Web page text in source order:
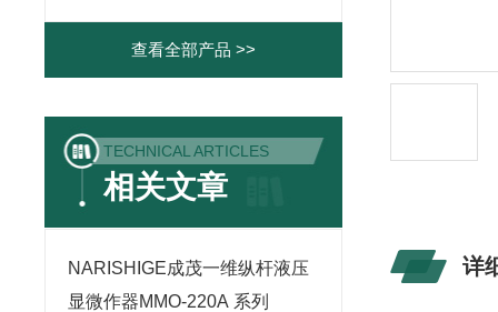
查看全部产品 >>
TECHNICAL ARTICLES
相关文章
NARISHIGE成茂一维纵杆液压
显微作器MMO-220A 系列
详